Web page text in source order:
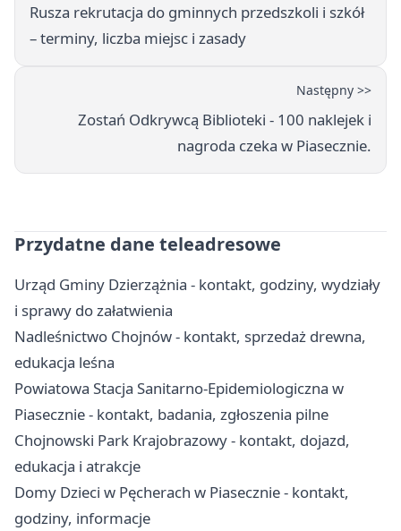
Rusza rekrutacja do gminnych przedszkoli i szkół
– terminy, liczba miejsc i zasady
Następny >>
Zostań Odkrywcą Biblioteki - 100 naklejek i
nagroda czeka w Piasecznie.
Przydatne dane teleadresowe
Urząd Gminy Dzierzążnia - kontakt, godziny, wydziały
i sprawy do załatwienia
Nadleśnictwo Chojnów - kontakt, sprzedaż drewna,
edukacja leśna
Powiatowa Stacja Sanitarno-Epidemiologiczna w
Piasecznie - kontakt, badania, zgłoszenia pilne
Chojnowski Park Krajobrazowy - kontakt, dojazd,
edukacja i atrakcje
Domy Dzieci w Pęcherach w Piasecznie - kontakt,
godziny, informacje